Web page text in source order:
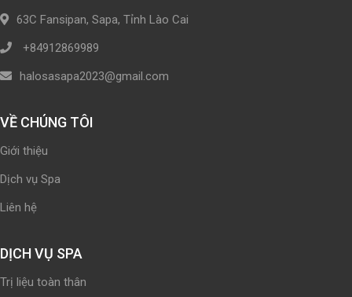
63C Fansipan, Sapa, Tỉnh Lào Cai
+84912869989
halosasapa2023@gmail.com
VỀ CHÚNG TÔI
Giới thiệu
Dịch vụ Spa
Liên hệ
DỊCH VỤ SPA
Trị liệu toàn thân